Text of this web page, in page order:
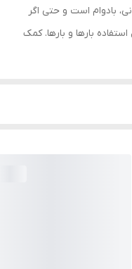
بادوام است و حتی اگر
بارها و بارها. کمک